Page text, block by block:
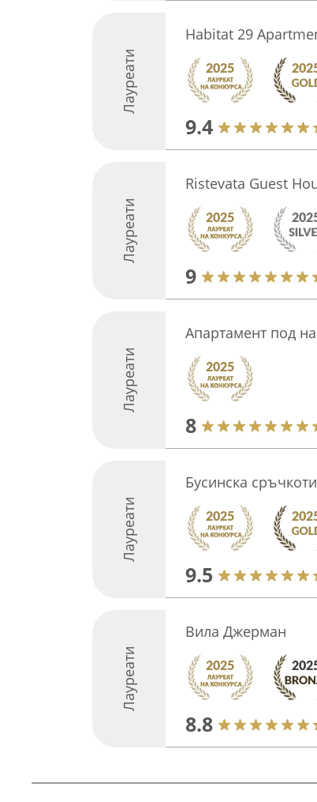
Лауреати
Habitat 29
9.4
Лауреати
Ristevata Guest
9
Лауреати
Апартамент под
8
Лауреати
Бусинска
9.5
Лауреати
Вила Джерман
8.8